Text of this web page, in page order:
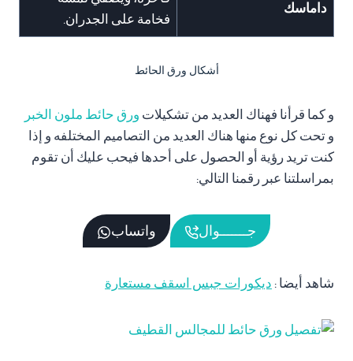
داماسك
فخامة على الجدران.
أشكال ورق الحائط
و كما قرأنا فهناك العديد من تشكيلات ورق حائط ملون الخبر
و تحت كل نوع منها هناك العديد من التصاميم المختلفه و إذا
كنت تريد رؤية أو الحصول على أحدها فيحب عليك أن تقوم
بمراسلتنا عبر رقمنا التالي:
جـــــــوال واتساب
شاهد أيضا : ديكورات جبس اسقف مستعارة